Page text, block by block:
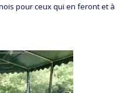
pour ceux qui en feront et à